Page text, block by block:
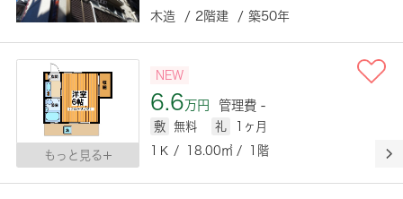
木造 / 2階建 / 築50年
もっと見る
NEW
6.6万円 管理費 -
敷 無料 礼
1ヶ月
1Ｋ / 18.00㎡ / 1階